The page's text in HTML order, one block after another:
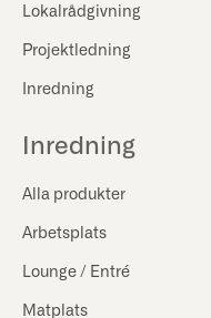
Lokalrådgivning
Projektledning
Inredning
Inredning
Alla produkter
Arbetsplats
Lounge / Entré
Matplats